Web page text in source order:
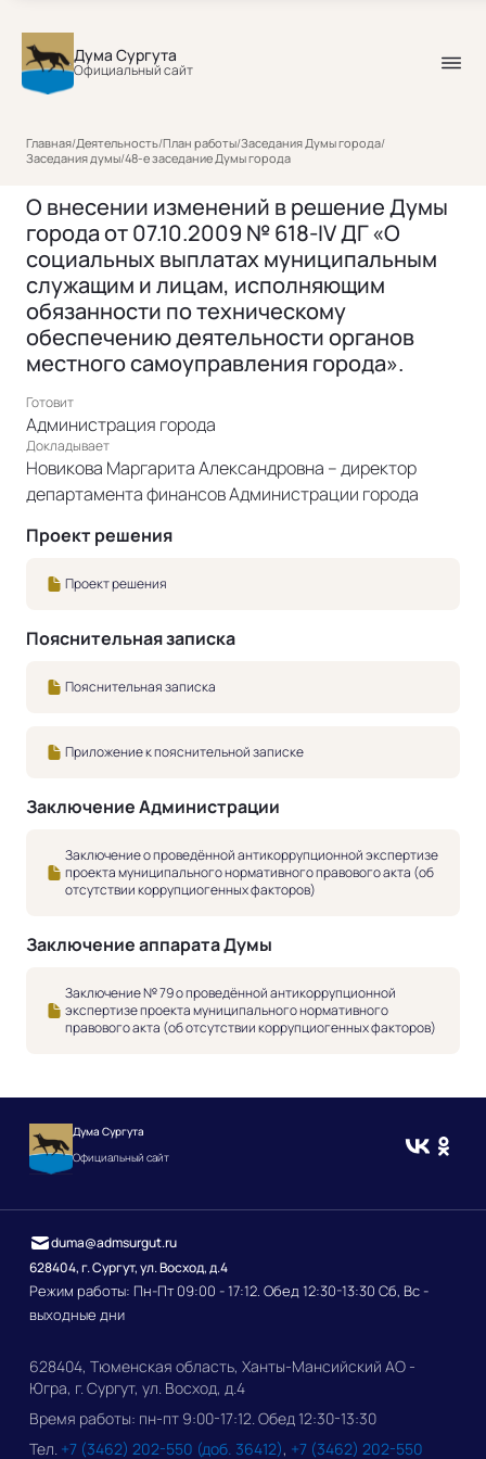
Дума Сургута
Официальный сайт
Главная/Деятельность/План работы/Заседания Думы города/
Заседания думы/48-е заседание Думы города
О внесении изменений в решение Думы
города от 07.10.2009 № 618-IV ДГ «О
социальных выплатах муниципальным
служащим и лицам, исполняющим
обязанности по техническому
обеспечению деятельности органов
местного самоуправления города».
Готовит
Администрация города
Докладывает
Новикова Маргарита Александровна – директор
департамента финансов Администрации города
Проект решения
Проект решения
Пояснительная записка
Пояснительная записка
Приложение к пояснительной записке
Заключение Администрации
Заключение о проведённой антикоррупционной экспертизе
проекта муниципального нормативного правового акта (об
отсутствии коррупциогенных факторов)
Заключение аппарата Думы
Заключение № 79 о проведённой антикоррупционной
экспертизе проекта муниципального нормативного
правового акта (об отсутствии коррупциогенных факторов)
Дума Сургута
Официальный сайт
628404, г. Сургут, ул. Восход, д.4
Режим работы: Пн-Пт 09:00 - 17:12. Обед 12:30-13:30 Сб, Вс -
выходные дни
duma@admsurgut.ru
628404, Тюменская область, Ханты-Мансийский АО -
Югра, г. Сургут, ул. Восход, д.4
Время работы: пн-пт 9:00-17:12. Обед 12:30-13:30
Тел. +7 (3462) 202-550 (доб. 36412), +7 (3462) 202-550